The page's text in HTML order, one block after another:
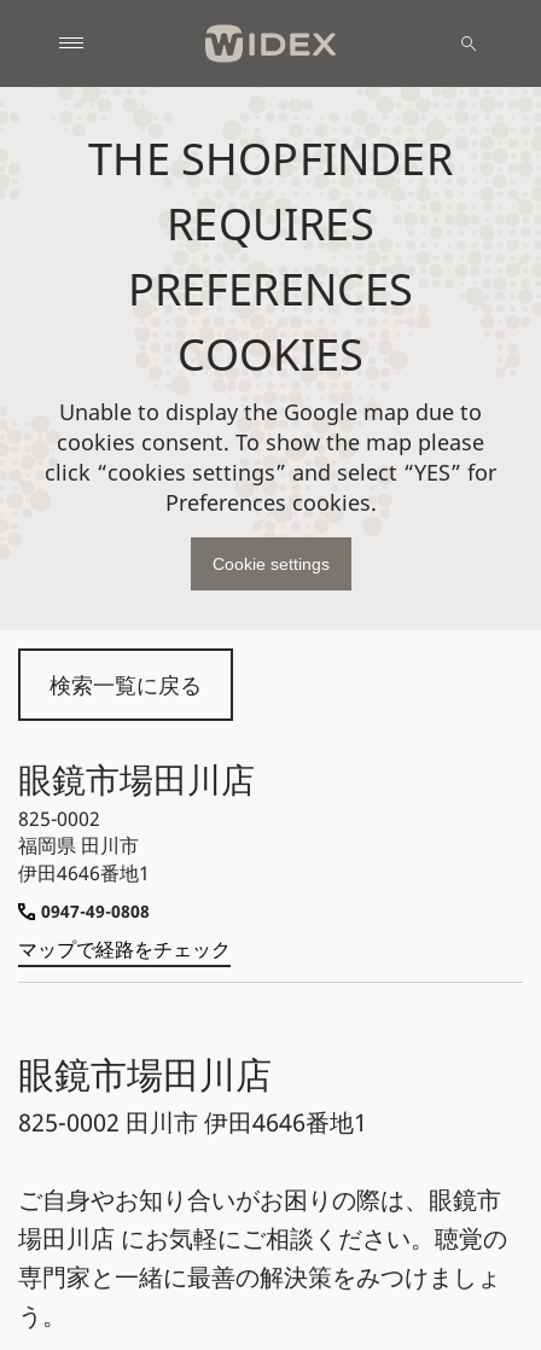
検索一覧に戻る
眼鏡市場田川店
825-0002
福岡県 田川市
伊田4646番地1
0947-49-0808
マップで経路をチェック
眼鏡市場田川店
825-0002 田川市 伊田4646番地1
ご自身やお知り合いがお困りの際は、眼鏡市
場田川店 にお気軽にご相談ください。聴覚の
専門家と一緒に最善の解決策をみつけましょ
う。
THE SHOPFINDER
REQUIRES
PREFERENCES
COOKIES
Unable to display the Google map due to
cookies consent. To show the map please
click “cookies settings” and select “YES” for
Preferences cookies.
Cookie settings